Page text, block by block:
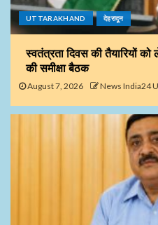
UTTARAKHAND देहरादून
स्वतंत्रता दिवस की तैयारियों
की समीक्षा बैठक
August 7, 2026 News India24